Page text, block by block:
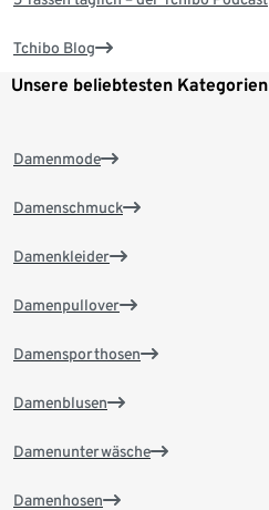
Tchibo Blog
Unsere beliebtesten Kategorien
Damenmode
Damenschmuck
Damenkleider
Damenpullover
Damensporthosen
Damenblusen
Damenunterwäsche
Damenhosen